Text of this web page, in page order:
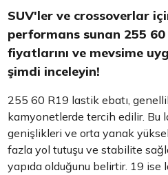
SUV'ler ve crossoverlar
performans sunan 255
fiyatlarını ve mevsime
şimdi inceleyin!
255 60 R19 lastik ebatı,
kamyonetlerde tercih edilir. Bu
genişlikleri ve orta yanak
fazla yol tutuşu ve stabilite
yapıda olduğunu belirtir. 19 ise